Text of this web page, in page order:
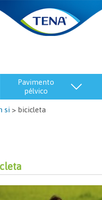
pavimento
pélvico
si > bicicleta